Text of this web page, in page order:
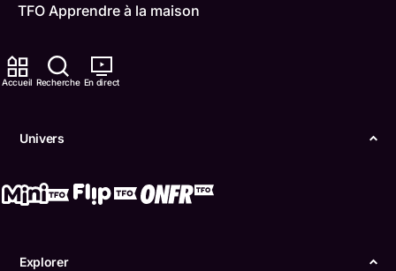
Accueil Recherche En direct
Univers
Explorer
TFO Apprendre à la maison
Comment nous capter
ONFR
Conditions d'utilisation